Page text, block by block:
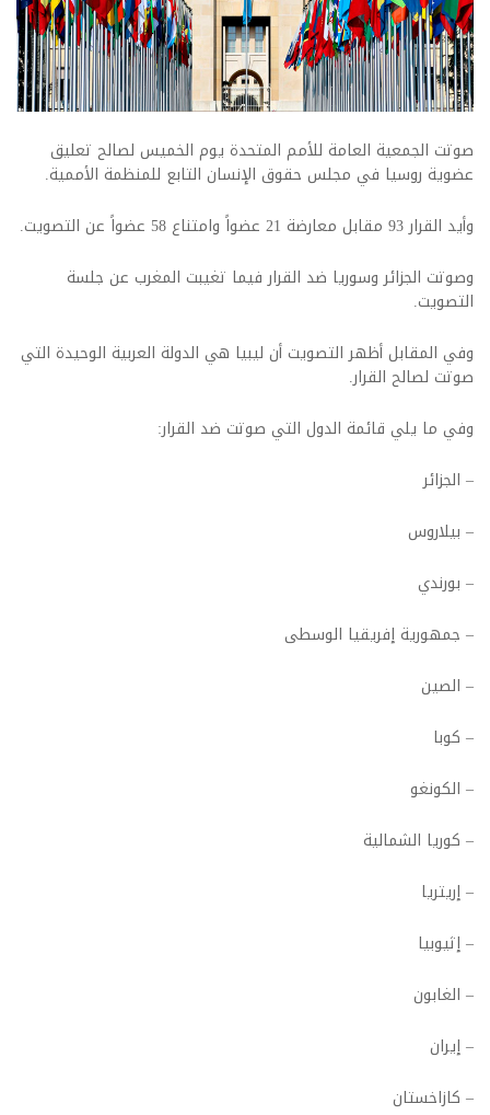
صوتت الجمعية العامة للأمم المتحدة يوم الخميس لصالح تعليق
عضوية روسيا في مجلس حقوق الإنسان التابع للمنظمة الأممية.
وأيد القرار 93 مقابل معارضة 21 عضواً وامتناع 58 عضواً عن التصويت.
وصوتت الجزائر وسوريا ضد القرار فيما تغيبت المغرب عن جلسة
التصويت.
وفي المقابل أظهر التصويت أن ليبيا هي الدولة العربية الوحيدة التي
صوتت لصالح القرار.
وفي ما يلي قائمة الدول التي صوتت ضد القرار:
– الجزائر
– بيلاروس
– بورندي
– جمهورية إفريقيا الوسطى
– الصين
– كوبا
– الكونغو
– كوريا الشمالية
– إريتريا
– إثيوبيا
– الغابون
– إيران
– كازاخستان